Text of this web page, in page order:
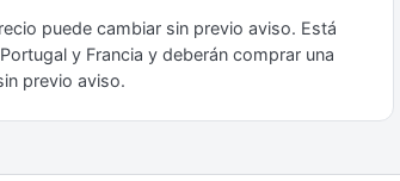
puede cambiar sin previo aviso. Está
y Francia y deberán comprar una
previo aviso.